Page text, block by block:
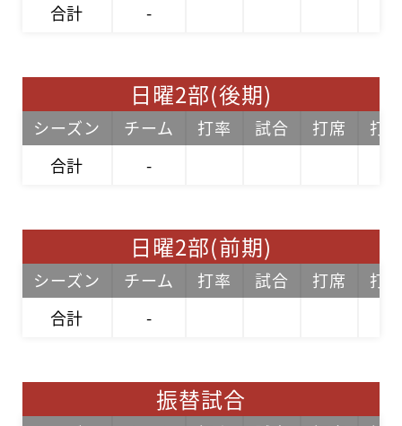
合計
-
日曜2部(後期)
シーズン チーム 打率 試合 打席
打
合計
-
日曜2部(前期)
シーズン チーム 打率 試合 打席
打
合計
-
振替試合